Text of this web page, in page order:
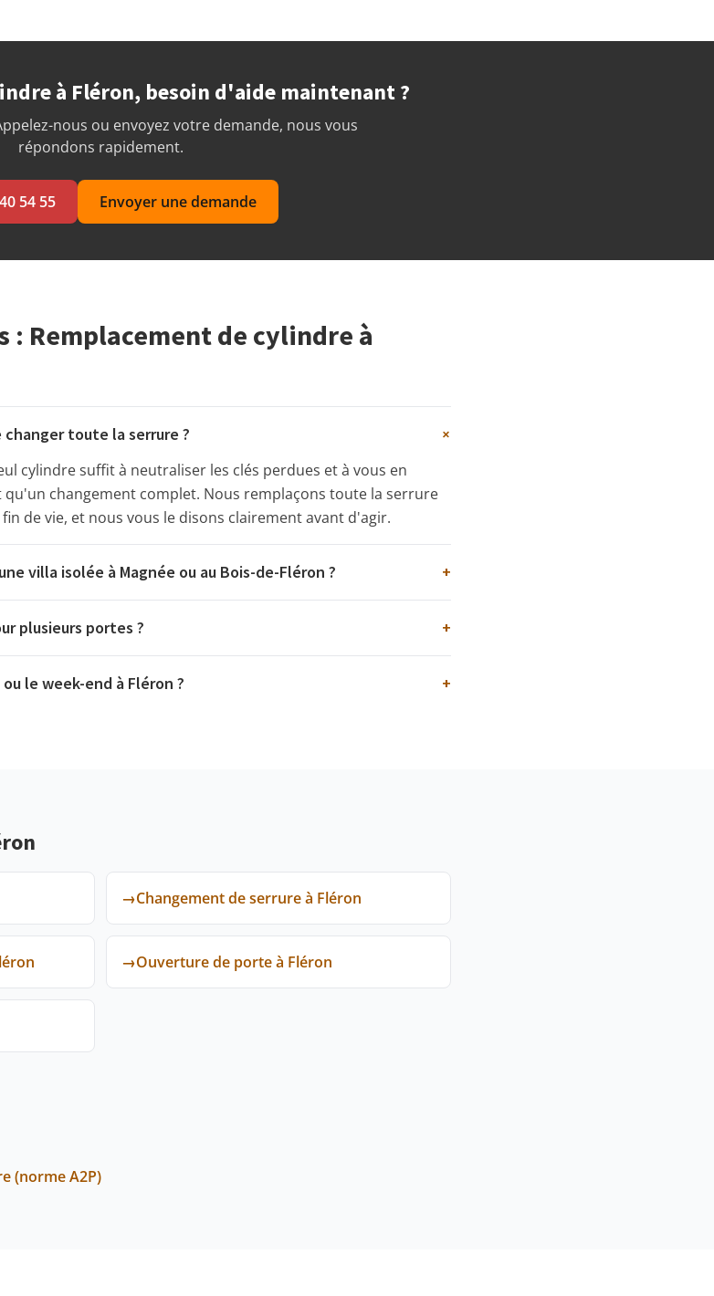
à Fléron, besoin d'aide maintenant ?
nous ou envoyez votre demande, nous vous
répondons rapidement.
54 55 Envoyer une demande
: Remplacement de cylindre à
toute la serrure ? +
cylindre suffit à neutraliser les clés perdues et à vous en
changement complet. Nous remplaçons toute la serrure
de vie, et nous vous le disons clairement avant d'agir.
villa isolée à Magnée ou au Bois-de-Fléron ? +
plusieurs portes ? +
le week-end à Fléron ? +
→Changement de serrure à Fléron
→Ouverture de porte à Fléron
(norme A2P)